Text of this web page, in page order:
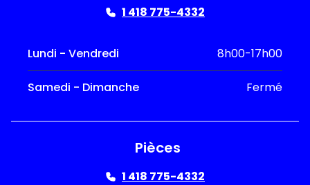
1 418 775-4332
Lundi - Vendredi 8h00-17h00
Samedi - Dimanche Fermé
Pièces
1 418 775-4332